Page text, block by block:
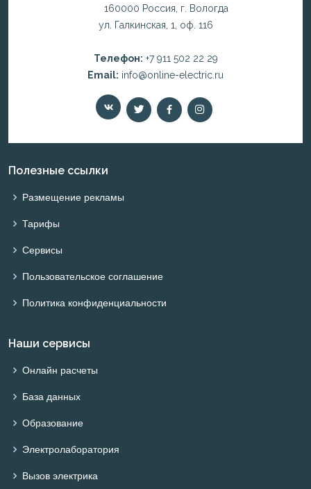
160000 Россия, г. Вологда
ул. Галкинская, 1, оф. 116
Телефон: +7 911 502 22 29
Email: info@online-electric.ru
Полезные ссылки
Размещение рекламы
Тарифы
Сервисы
Пользовательское соглашение
Политика конфиденциальности
Наши сервисы
Онлайн расчеты
База данных
Образование
Электролаборатория
Вызов электрика